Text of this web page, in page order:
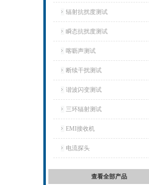
辐射抗扰度测试
瞬态抗扰度测试
喀呖声测试
断续干扰测试
谐波闪变测试
三环辐射测试
EMI接收机
电流探头
查看全部产品